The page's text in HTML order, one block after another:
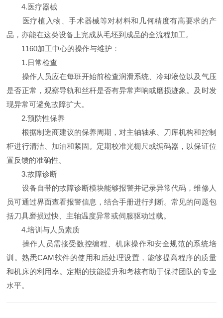
4.医疗器械
医疗植入物、手术器械等对材料和几何精度有高要求的产
品，亦能在这类设备上完成从毛坯到成品的全流程加工。
1160加工中心的操作与维护：
1.日常检查
操作人员应在每班开始前检查润滑系统、冷却液位以及气压
是否正常，观察导轨和丝杆是否有异常声响或磨损迹象。及时发
现异常可避免故障扩大。
2.预防性保养
根据制造商建议的保养周期，对主轴轴承、刀库机构和控制
柜进行清洁、加油和紧固。定期校准光栅尺或编码器，以保证位
置反馈的准确性。
3.故障诊断
设备自带的故障诊断模块能够报警并记录异常代码，维修人
员可通过界面查看报警信息，结合手册进行判断。常见的问题包
括刀具磨损过快、主轴温度异常或伺服驱动过载。
4.培训与人员素质
操作人员需接受数控编程、机床操作和安全规范的系统培
训。熟悉CAM软件的使用和后处理设置，能够提高程序的质量
和机床的利用率。定期的技能提升和考核有助于保持团队的专业
水平。